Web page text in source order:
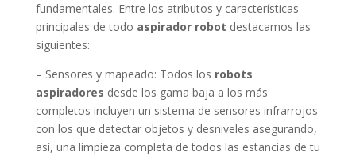
fundamentales. Entre los atributos y características
principales de todo aspirador robot destacamos las
siguientes:
– Sensores y mapeado: Todos los robots
aspiradores desde los gama baja a los más
completos incluyen un sistema de sensores infrarrojos
con los que detectar objetos y desniveles asegurando,
así, una limpieza completa de todos las estancias de tu